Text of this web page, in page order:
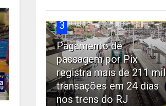
3
Pagamento de
passagem por Pix
registra mais de 211 mil
transações em 24 dias
nos trens do RJ